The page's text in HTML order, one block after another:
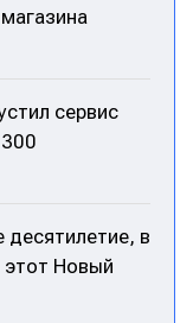
сервис
в
этот Новый